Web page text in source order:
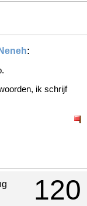
Neneh:
ik schrijf
120